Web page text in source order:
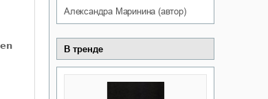
Александра Маринина (автор)
В тренде